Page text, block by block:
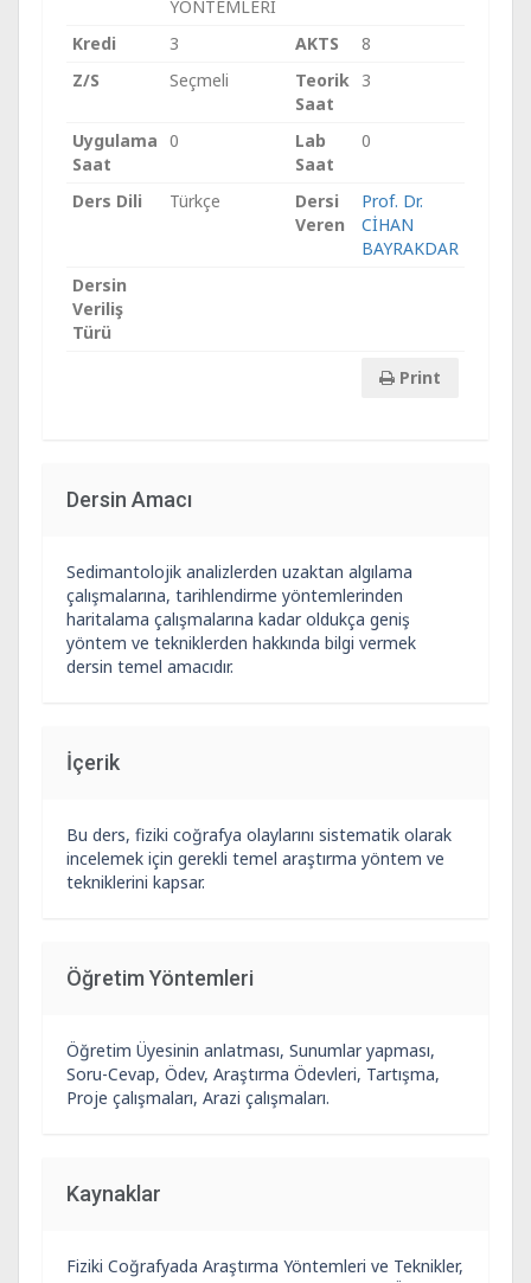
YÖNTEMLERİ
Kredi 3 AKTS
8
Z/S
Seçmeli
Teorik
Saat
3
Uygulama
Saat
0
Lab
Saat
0
Ders Dili Türkçe
Dersi
Veren
Prof. Dr.
CİHAN
BAYRAKDAR
Dersin
Veriliş
Türü
Print
Dersin Amacı
Sedimantolojik analizlerden uzaktan algılama
çalışmalarına, tarihlendirme yöntemlerinden
haritalama çalışmalarına kadar oldukça geniş
yöntem ve tekniklerden hakkında bilgi vermek
dersin temel amacıdır.
İçerik
Bu ders, fiziki coğrafya olaylarını sistematik olarak
incelemek için gerekli temel araştırma yöntem ve
tekniklerini kapsar.
Öğretim Yöntemleri
Öğretim Üyesinin anlatması, Sunumlar yapması,
Soru-Cevap, Ödev, Araştırma Ödevleri, Tartışma,
Proje çalışmaları, Arazi çalışmaları.
Kaynaklar
Fiziki Coğrafyada Araştırma Yöntemleri ve Teknikler,